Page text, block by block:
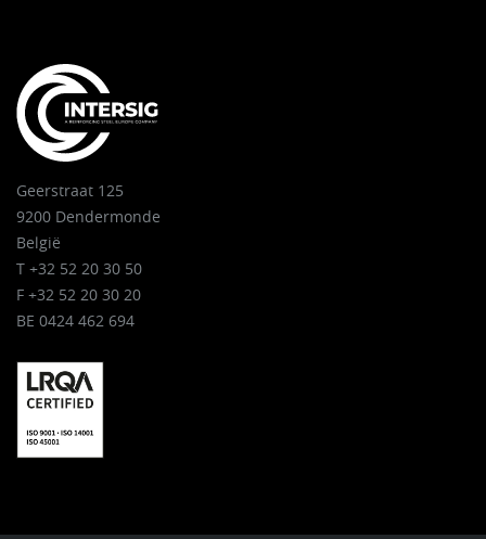
Geerstraat 125
9200 Dendermonde
België
T +32 52 20 30 50
F +32 52 20 30 20
BE 0424 462 694